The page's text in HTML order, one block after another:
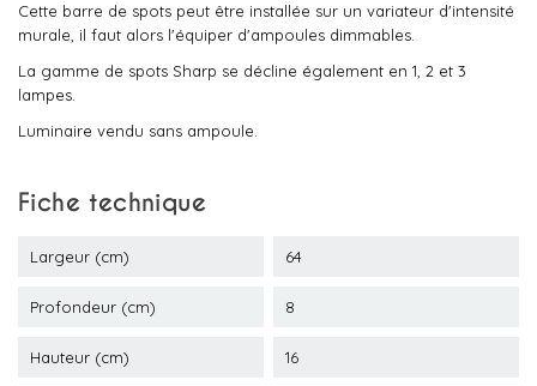
Cette barre de spots peut être installée sur un variateur d'intensité
murale, il faut alors l'équiper d'ampoules dimmables.
La gamme de spots Sharp se décline également en 1, 2 et 3
lampes.
Luminaire vendu sans ampoule.
Fiche technique
Largeur (cm) 64
Profondeur (cm) 8
Hauteur (cm) 16